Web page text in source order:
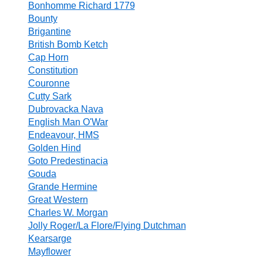
Bonhomme Richard 1779
Bounty
Brigantine
British Bomb Ketch
Cap Horn
Constitution
Couronne
Cutty Sark
Dubrovacka Nava
English Man O'War
Endeavour, HMS
Golden Hind
Goto Predestinacia
Gouda
Grande Hermine
Great Western
Charles W. Morgan
Jolly Roger/La Flore/Flying Dutchman
Kearsarge
Mayflower